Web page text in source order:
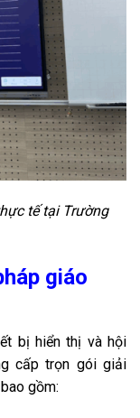
tế tại Trường
giáo
bị hiển thị và hội
cấp trọn gói giải
gồm: